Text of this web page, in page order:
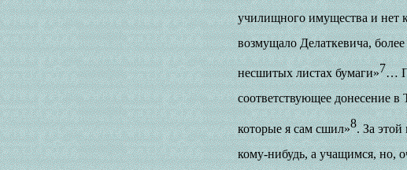
училищного имущества и нет
возмущало Делаткевича,
несшитых листах бумаги»7…
соответствующее донесение
которые я сам сшил»8. За этой
кому-нибудь, а учащимся, но,